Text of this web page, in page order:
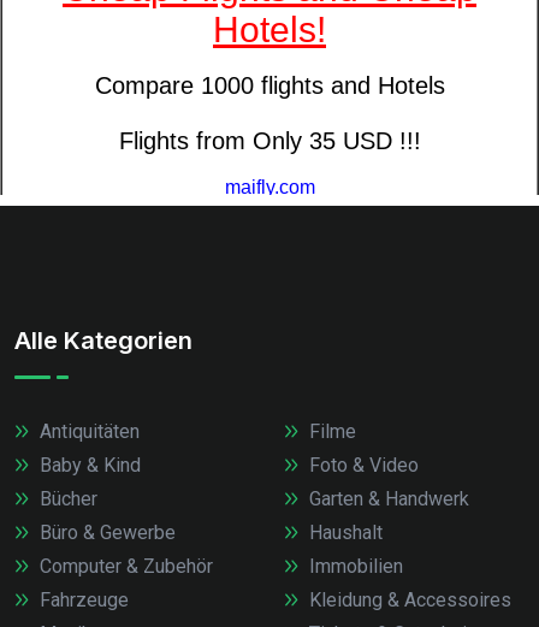
Alle Kategorien
Antiquitäten
Baby & Kind
Bücher
Büro & Gewerbe
Computer & Zubehör
Fahrzeuge
Filme
Foto & Video
Garten & Handwerk
Haushalt
Immobilien
Kleidung & Accessoires